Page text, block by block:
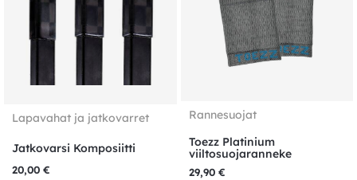
Lapavahat ja jatkovarret
Jatkovarsi Komposiitti
20,00 €
Rannesuojat
Toezz Platinium
viiltosuojaranneke
29,90 €